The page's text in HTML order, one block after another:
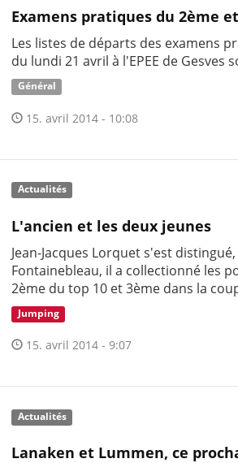
Examens pratiques du 2ème
Les listes de départs des examens
du lundi 21 avril à l'EPEE de
Général
15. avril 2014 - 10:08
Actualités
L'ancien et les deux jeunes
Jean-Jacques Lorquet s'est
Fontainebleau, il a collectionné les
2ème du top 10 et 3ème dans la
Jumping
15. avril 2014 - 9:07
Actualités
Lanaken et Lummen, ce